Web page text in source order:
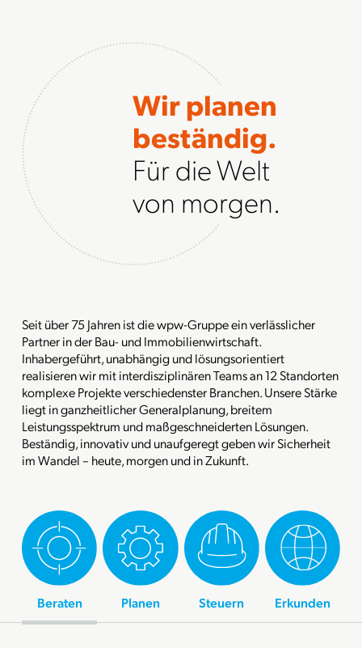
Wir planen
beständig.
Für die Welt
von morgen.
Seit über 75 Jahren ist die wpw-Gruppe ein verlässlicher
Partner in der Bau- und Immobilienwirtschaft.
Inhabergeführt, unabhängig und lösungsorientiert
realisieren wir mit interdisziplinären Teams an 12 Standorten
komplexe Projekte verschiedenster Branchen. Unsere Stärke
liegt in ganzheitlicher Generalplanung, breitem
Leistungsspektrum und maßgeschneiderten Lösungen.
Beständig, innovativ und unaufgeregt geben wir Sicherheit
im Wandel – heute, morgen und in Zukunft.
Beraten Planen Steuern Erkunden